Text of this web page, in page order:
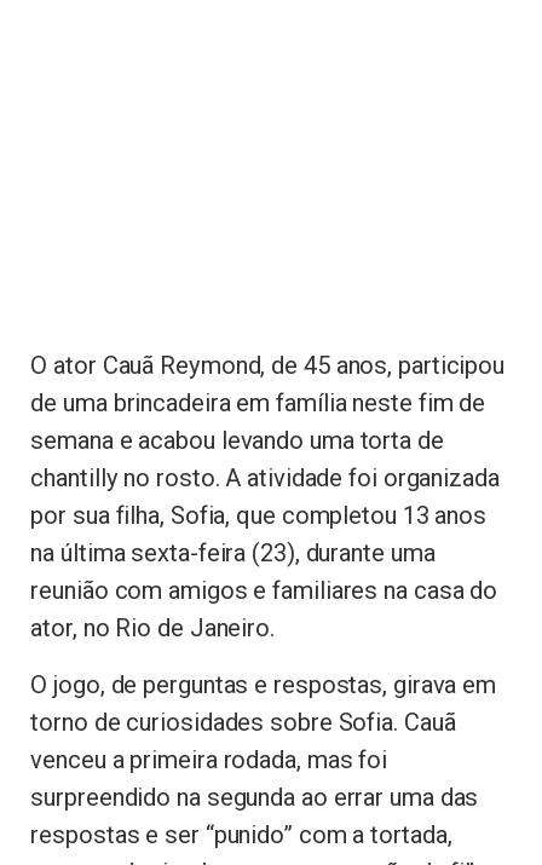
O ator Cauã Reymond, de 45 anos, participou
de uma brincadeira em família neste fim de
semana e acabou levando uma torta de
chantilly no rosto. A atividade foi organizada
por sua filha, Sofia, que completou 13 anos
na última sexta-feira (23), durante uma
reunião com amigos e familiares na casa do
ator, no Rio de Janeiro.
O jogo, de perguntas e respostas, girava em
torno de curiosidades sobre Sofia. Cauã
venceu a primeira rodada, mas foi
surpreendido na segunda ao errar uma das
respostas e ser “punido” com a tortada,